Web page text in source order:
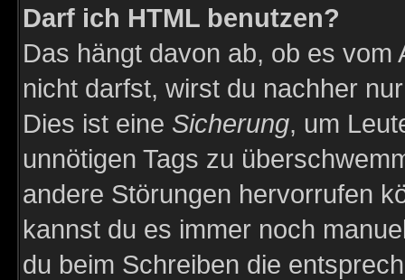
Darf ich HTML benutzen?
Das hängt davon ab, ob es
nicht darfst, wirst du nachher
Dies ist eine Sicherung, um
unnötigen Tags zu
andere Störungen hervorrufen
kannst du es immer noch
du beim Schreiben die